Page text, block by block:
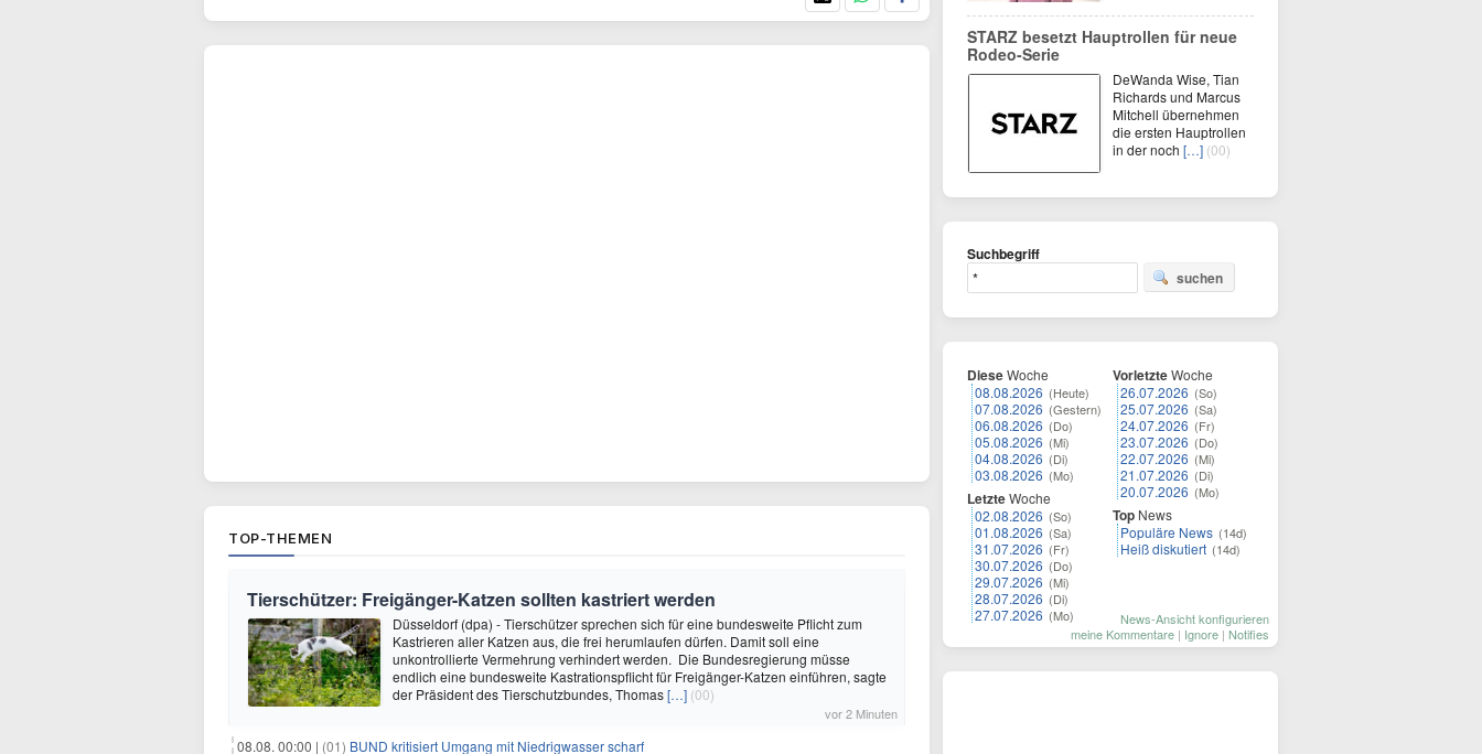
TOP-THEMEN
Tierschützer: Freigänger-Katzen sollten kastriert werden
Düsseldorf (dpa) - Tierschützer sprechen sich für eine bundesweite Pflicht zum
Kastrieren aller Katzen aus, die frei herumlaufen dürfen. Damit soll eine
unkontrollierte Vermehrung verhindert werden. Die Bundesregierung müsse
endlich eine bundesweite Kastrationspflicht für Freigänger-Katzen einführen, sagte
der Präsident des Tierschutzbundes, Thomas[…] (00)
vor 2 Minuten
08.08. 00:00 | (01) BUND kritisiert Umgang mit Niedrigwasser scharf
STARZ besetzt Hauptrollen für neue
Rodeo-Serie
DeWanda Wise, Tian
Richards und Marcus
Mitchell übernehmen
die ersten Hauptrollen
in der noch […] (00)
Suchbegriff
suchen
DieseWoche
08.08.2026 (Heute)
07.08.2026 (Gestern)
06.08.2026 (Do)
05.08.2026 (Mi)
04.08.2026 (Di)
03.08.2026 (Mo)
LetzteWoche
02.08.2026 (So)
01.08.2026 (Sa)
31.07.2026 (Fr)
30.07.2026 (Do)
29.07.2026 (Mi)
28.07.2026 (Di)
27.07.2026 (Mo)
VorletzteWoche
26.07.2026 (So)
25.07.2026 (Sa)
24.07.2026 (Fr)
23.07.2026 (Do)
22.07.2026 (Mi)
21.07.2026 (Di)
20.07.2026 (Mo)
Top News
Populäre News (14d)
Heiß diskutiert (14d)
News-Ansicht konfigurieren
meine Kommentare | Ignore | Notifies